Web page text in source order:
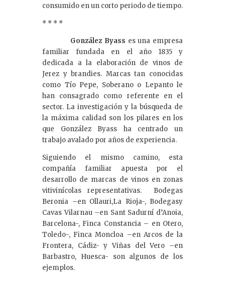
consumido en un corto periodo de tiempo.
* * * *
González Byass es una empresa
familiar fundada en el año 1835 y
dedicada a la elaboración de vinos de
Jerez y brandies. Marcas tan conocidas
como Tío Pepe, Soberano o Lepanto le
han consagrado como referente en el
sector. La investigación y la búsqueda de
la máxima calidad son los pilares en los
que González Byass ha centrado un
trabajo avalado por años de experiencia.
Siguiendo el mismo camino, esta
compañía familiar apuesta por el
desarrollo de marcas de vinos en zonas
vitivinícolas representativas. Bodegas
Beronia –en Ollauri,La Rioja-, Bodegasy
Cavas Vilarnau –en Sant Sadurní d’Anoia,
Barcelona-, Finca Constancia – en Otero,
Toledo-, Finca Moncloa –en Arcos de la
Frontera, Cádiz- y Viñas del Vero –en
Barbastro, Huesca- son algunos de los
ejemplos.